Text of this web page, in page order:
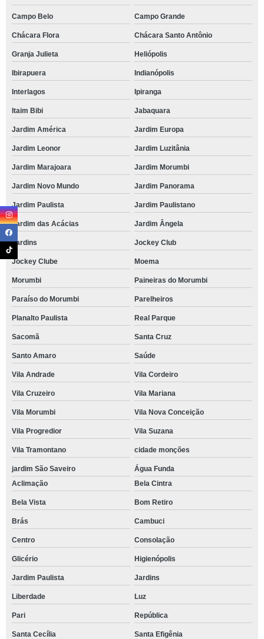
Campo Belo Campo Grande
Chácara Flora Chácara Santo Antônio
Granja Julieta Heliópolis
Ibirapuera Indianópolis
Interlagos Ipiranga
Itaim Bibi Jabaquara
Jardim América Jardim Europa
Jardim Leonor Jardim Luzitânia
Jardim Marajoara Jardim Morumbi
Jardim Novo Mundo Jardim Panorama
Jardim Paulista Jardim Paulistano
Jardim das Acácias Jardim Ângela
Jardins Jockey Club
Jockey Clube Moema
Morumbi Paineiras do Morumbi
Paraíso do Morumbi Parelheiros
Planalto Paulista Real Parque
Sacomã Santa Cruz
Santo Amaro Saúde
Vila Andrade Vila Cordeiro
Vila Cruzeiro Vila Mariana
Vila Morumbi Vila Nova Conceição
Vila Progredior Vila Suzana
Vila Tramontano cidade monções
jardim São Saveiro
Água Funda
Aclimação
Bela Cintra
Bela Vista Bom Retiro
Brás Cambuci
Centro Consolação
Glicério Higienópolis
Jardim Paulista Jardins
Liberdade Luz
Pari República
Santa Cecília Santa Efigênia